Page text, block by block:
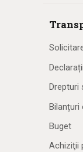
Drepturi
Bilanțuri
Buget
Achiziţii